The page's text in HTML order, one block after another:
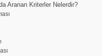
Aranan Kriterler Nelerdir?